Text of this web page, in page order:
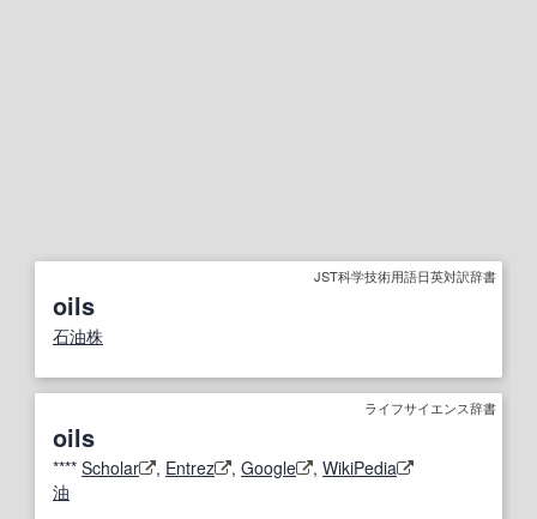
JST科学技術用語日英対訳辞書
oils
石油株
ライフサイエンス辞書
oils
**** Scholar , Entrez , Google , WikiPedia
油